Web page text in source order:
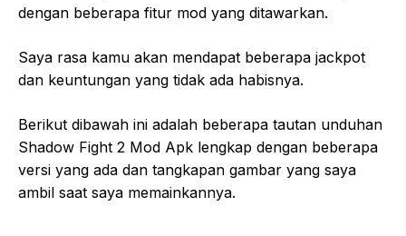
dengan beberapa fitur mod yang ditawarkan.
Saya rasa kamu akan mendapat beberapa jackpot
dan keuntungan yang tidak ada habisnya.
Berikut dibawah ini adalah beberapa tautan unduhan
Shadow Fight 2 Mod Apk lengkap dengan beberapa
versi yang ada dan tangkapan gambar yang saya
ambil saat saya memainkannya.